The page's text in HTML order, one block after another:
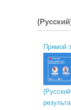
Прямой